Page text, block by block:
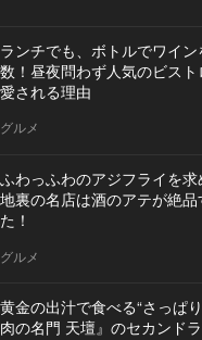
ランチでも、ボトルでワイ
数！昼夜問わず人気のビス
愛される理由
グルメ
ふわっふわのアジフライを
地裏の名店は酒のアテが絶品
た！
グルメ
黄金の出汁で食べる“さっぱ
肉の名門 天壇』のセカンド